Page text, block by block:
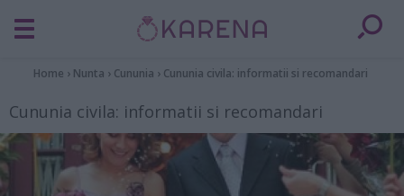
Home › Nunta › Cununia › Cununia civila: informatii si recomandari
Cununia civila: informatii si recomandari